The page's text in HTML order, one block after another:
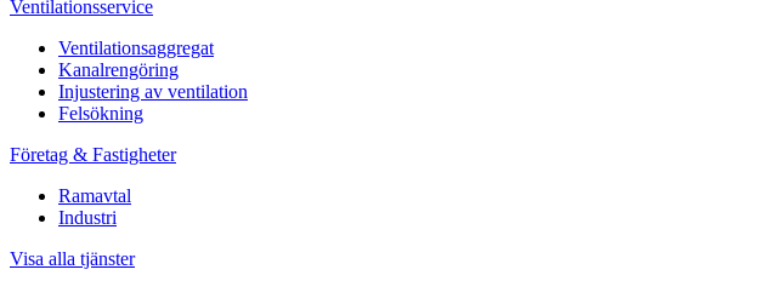
Ventilationsservice
Ventilationsaggregat
Kanalrengöring
Injustering av ventilation
Felsökning
Företag & Fastigheter
Ramavtal
Industri
Visa alla tjänster